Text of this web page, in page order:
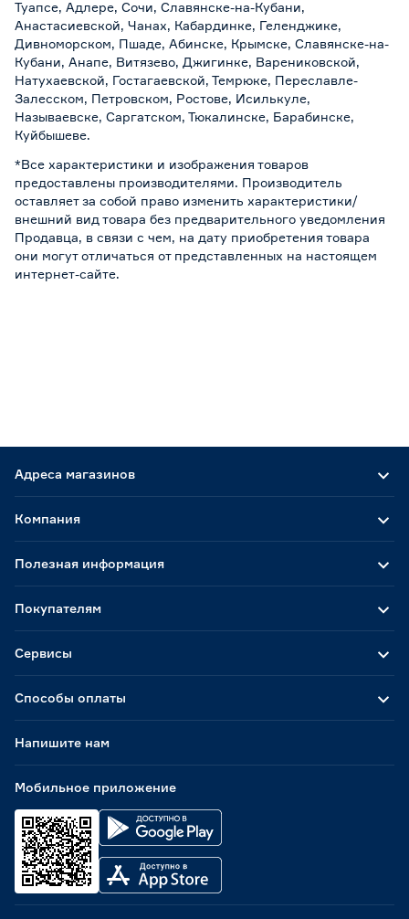
Туапсе, Адлере, Сочи, Славянске-на-Кубани,
Анастасиевской, Чанах, Кабардинке, Геленджике,
Дивноморском, Пшаде, Абинске, Крымске, Славянске-на-
Кубани, Анапе, Витязево, Джигинке, Варениковской,
Натухаевской, Гостагаевской, Темрюке, Переславле-
Залесском, Петровском, Ростове, Исилькуле,
Называевске, Саргатском, Тюкалинске, Барабинске,
Куйбышеве.
*Все характеристики и изображения товаров
предоставлены производителями. Производитель
оставляет за собой право изменить характеристики/
внешний вид товара без предварительного уведомления
Продавца, в связи с чем, на дату приобретения товара
они могут отличаться от представленных на настоящем
интернет-сайте.
Адреса магазинов
Способы оплаты
Мобильное приложение
Компания
Полезная информация
Покупателям
Сервисы
Напишите нам